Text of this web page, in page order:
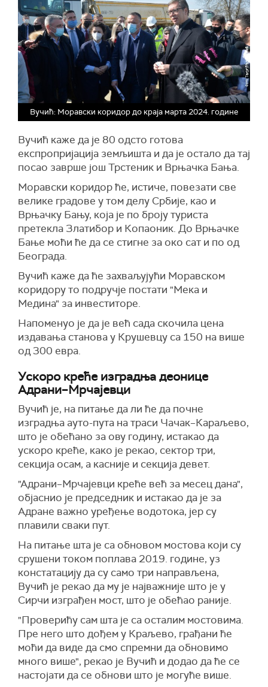
Вучић: Моравски коридор до краја марта 2024. године
Вучић каже да је 80 одсто готова
експропријација земљишта и да је остало да тај
посао заврше још Трстеник и Врњачка Бања.
Моравски коридор ће, истиче, повезати све
велике градове у том делу Србије, као и
Врњачку Бању, која је по броју туриста
претекла Златибор и Копаоник. До Врњачке
Бање моћи ће да се стигне за око сат и по од
Београда.
Вучић каже да ће захваљујући Моравском
коридору то подручје постати "Мека и
Медина" за инвеститоре.
Напоменуо је да је већ сада скочила цена
издавања станова у Крушевцу са 150 на више
од 300 евра.
Ускоро креће изградња деонице
Адрани–Мрчајевци
Вучић је, на питање да ли ће да почне
изградња ауто-пута на траси Чачак–Караљево,
што је обећано за ову годину, истакао да
ускоро креће, како је рекао, сектор три,
секција осам, а касније и секција девет.
"Адрани–Мрчајевци креће већ за месец дана",
објаснио је председник и истакао да је за
Адране важно уређење водотока, јер су
плавили сваки пут.
На питање шта је са обновом мостова који су
срушени током поплава 2019. године, уз
констатацију да су само три направљена,
Вучић је рекао да му је најважније што је у
Сирчи изграђен мост, што је обећао раније.
"Проверићу сам шта је са осталим мостовима.
Пре него што дођем у Краљево, грађани ће
моћи да виде да смо спремни да обновимо
много више", рекао је Вучић и додао да ће се
настојати да се обнови што је могуће више.